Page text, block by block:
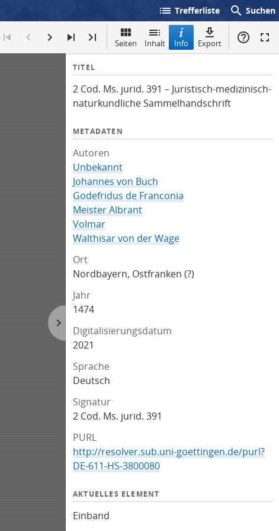
list Trefferliste search Suchen
Seiten Inhalt Info Export
I
f
o
TITEL
2 Cod. Ms. jurid. 391 – Juristisch-medizinisch-
naturkundliche Sammelhandschrift
METADATEN
Autoren
Unbekannt
Johannes von Buch
Godefridus de Franconia
Meister Albrant
Volmar
Walthisar von der Wage
Ort
Nordbayern, Ostfranken (?)
Jahr
1474
Digitalisierungsdatum
2021
Sprache
Deutsch
Signatur
2 Cod. Ms. jurid. 391
PURL
http://resolver.sub.uni-goettingen.de/purl?
DE-611-HS-3800080
AKTUELLES ELEMENT
Einband